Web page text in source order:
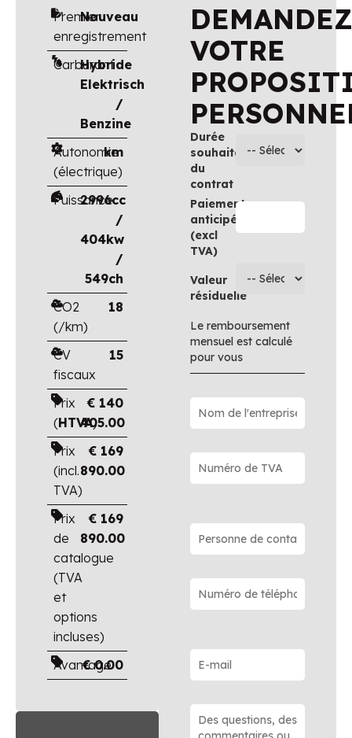
Premier
enregistrement
Nouveau
Carburant
Hybride
Elektrisch
/
Benzine
Autonomie
(électrique)
km
Puissance
2996cc
/
404kw
/
549ch
CO2
(/km)
18
CV
fiscaux
15
Prix
(HTVA)
€ 140
405.00
Prix
(incl.
TVA)
€ 169
890.00
Prix
de
catalogue
(TVA
et
options
incluses)
€ 169
890.00
Avantage
€0.00
DEMANDEZ
VOTRE
Durée
souhaitée
du
contrat
Paiement
anticipé
(excl
TVA)
Valeur
résiduelle
Le remboursement
mensuel est calculé
pour vous